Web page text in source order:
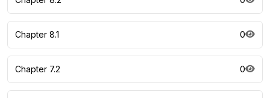
Chapter 8.1 0
Chapter 7.2 0